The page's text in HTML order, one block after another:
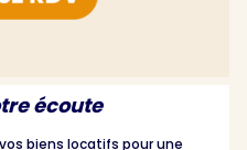
écoute
biens locatifs pour une